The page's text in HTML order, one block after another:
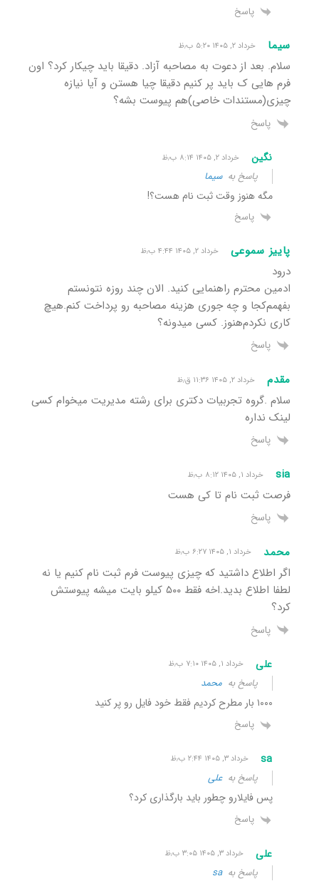
پاسخ
سیما خرداد ۲, ۱۴۰۵ ۵:۲۰ ب٫ظ
سلام. بعد از دعوت به مصاحبه آزاد. دقیقا باید چیکار کرد؟ اون
فرم هایی ک باید پر کنیم دقیقا چیا هستن و آیا نیازه
چیزی(مستندات خاصی)هم پیوست بشه؟
پاسخ
نگین خرداد ۲, ۱۴۰۵ ۸:۱۴ ب٫ظ
پاسخ بهسیما
مگه هنوز وقت ثبت نام هست؟!
پاسخ
پاییز سموعی خرداد ۲, ۱۴۰۵ ۴:۴۴ ب٫ظ
درود
ادمین محترم راهنمایی کنید. الان چند روزه نتونستم
بفهمم‌کجا و چه جوری هزینه مصاحبه رو پرداخت کنم.هیچ
کاری نکردم‌هنوز. کسی میدونه؟
پاسخ
مقدم خرداد ۲, ۱۴۰۵ ۱۱:۳۶ ق٫ظ
سلام .گروه تجربیات دکتری برای رشته مدیریت میخوام کسی
لینک نداره
پاسخ
sia خرداد ۱, ۱۴۰۵ ۸:۱۲ ب٫ظ
فرصت ثبت نام تا کی هست
پاسخ
محمد خرداد ۱, ۱۴۰۵ ۶:۲۷ ب٫ظ
اگر اطلاع داشتید که چیزی پیوست فرم ثبت نام کنیم یا نه
لطفا اطلاع بدید.اخه فقط ۵۰۰ کیلو بایت میشه پیوستش
کرد؟
پاسخ
علی خرداد ۱, ۱۴۰۵ ۷:۱۰ ب٫ظ
پاسخ به محمد
۱۰۰۰ بار مطرح کردیم فقط خود فایل رو پر کنید
پاسخ
sa خرداد ۳, ۱۴۰۵ ۲:۴۴ ب٫ظ
پاسخ بهعلی
پس فایلارو چطور باید بارگذاری کرد؟
پاسخ
علی خرداد ۳, ۱۴۰۵ ۳:۰۵ ب٫ظ
پاسخ بهsa